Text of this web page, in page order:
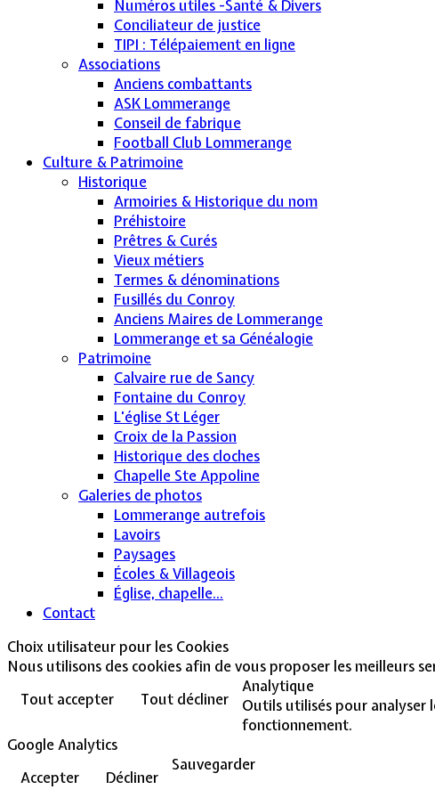
Numéros utiles -Santé & Divers
Conciliateur de justice
TIPI : Télépaiement en ligne
Associations
Anciens combattants
ASK Lommerange
Conseil de fabrique
Football Club Lommerange
Culture & Patrimoine
Historique
Armoiries & Historique du nom
Préhistoire
Prêtres & Curés
Vieux métiers
Termes & dénominations
Fusillés du Conroy
Anciens Maires de Lommerange
Lommerange et sa Généalogie
Patrimoine
Calvaire rue de Sancy
Fontaine du Conroy
L'église St Léger
Croix de la Passion
Historique des cloches
Chapelle Ste Appoline
Galeries de photos
Lommerange autrefois
Lavoirs
Paysages
Écoles & Villageois
Église, chapelle...
Contact
Choix utilisateur pour les Cookies
Nous utilisons des cookies afin de vous proposer les meilleurs
Tout accepter
Tout décliner
Analytique
Outils utilisés pour analyser
fonctionnement.
Google Analytics
Accepter
Décliner
Sauvegarder